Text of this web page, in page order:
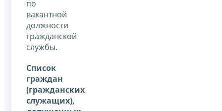
по
вакантной
должности
гражданской
службы.
Список
граждан
(гражданских
служащих),